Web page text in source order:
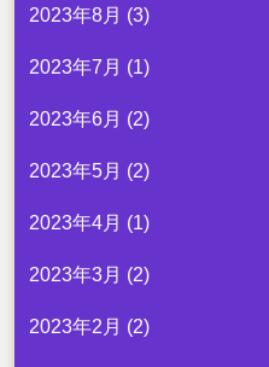
2023年8月 (3)
2023年7月 (1)
2023年6月 (2)
2023年5月 (2)
2023年4月 (1)
2023年3月 (2)
2023年2月 (2)